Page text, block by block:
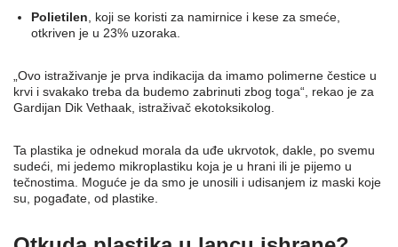
Polietilen , koji se koristi za namirnice i kese za smeće,
otkriven je u 23% uzoraka.
„Ovo istraživanje je prva indikacija da imamo polimerne čestice u
krvi i svakako treba da budemo zabrinuti zbog toga“, rekao je za
Gardijan Dik Vethaak, istraživač ekotoksikolog.
Ta plastika je odnekud morala da uđe ukrvotok, dakle, po svemu
sudeći, mi jedemo mikroplastiku koja je u hrani ili je pijemo u
tečnostima. Moguće je da smo je unosili i udisanjem iz maski koje
su, pogađate, od plastike.